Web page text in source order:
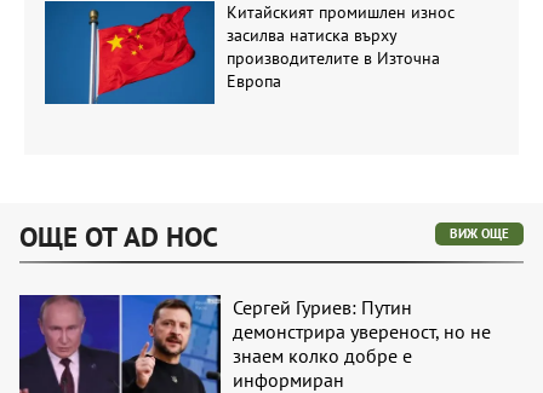
Китайският промишлен износ
засилва натиска върху
производителите в Източна
Европа
ОЩЕ ОТ AD HOC ВИЖ ОЩЕ
Сергей Гуриев: Путин
демонстрира увереност, но не
знаем колко добре е
информиран